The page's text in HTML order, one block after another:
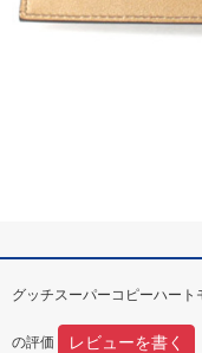
グッチスーパーコピーハー
の評価 レビューを書く